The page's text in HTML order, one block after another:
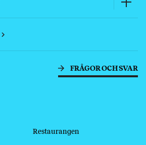
FRÅGOR OCH SVAR
Restaurangen